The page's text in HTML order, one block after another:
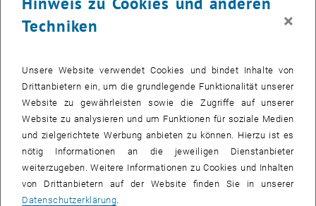
untergebrachten Komponenten zu
Verbindungsunterbrechungen von etwa 5-10 Minuten
Aufgrund eines Softwareproblems ist es erforderlich, auf mehreren
Switchen im Serverhousing-Netzwerk der TU Wien
Softwareupgrades zu installieren und diese neu zu starten.
Innerhalb des genannten Zeitraums kommt es daher während dem
Switch-Reboot zu einer Verbindungsunterbrechung von etwa 5-10
Minuten an Ihren an den nachfolgend genannten Standorten
untergebrachten Komponenten. Anschlüsse, die als LACP-Bond
Techniken
×
Unsere Website verwendet Cookies und bindet Inhalte von
Drittanbietern ein, um die grundlegende Funktionalität unserer
Website zu gewährleisten sowie die Zugriffe auf unserer
Website zu analysieren und um Funktionen für soziale Medien
und zielgerichtete Werbung anbieten zu können. Hierzu ist es
nötig Informationen an die jeweiligen Dienstanbieter
weiterzugeben. Weitere Informationen zu Cookies und Inhalten
von Drittanbietern auf der Website finden Sie in unserer
Datenschutzerklärung.